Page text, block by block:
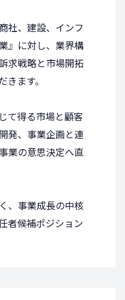
社、建設、インフ
』に対し、業界構
求戦略と市場開拓
ます。
て得る市場と顧客
発、事業企画と連
業の意思決定へ直
、事業成長の中核
者候補ポジション